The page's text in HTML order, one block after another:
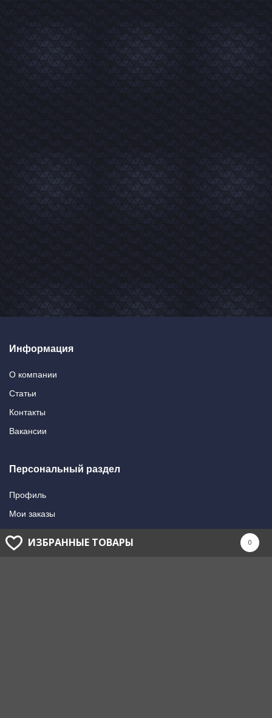
Информация
О компании
Статьи
Контакты
Вакансии
Персональный раздел
Профиль
Мои заказы
Мои подписки
Написать в поддержку
ИЗБРАННЫЕ ТОВАРЫ 0